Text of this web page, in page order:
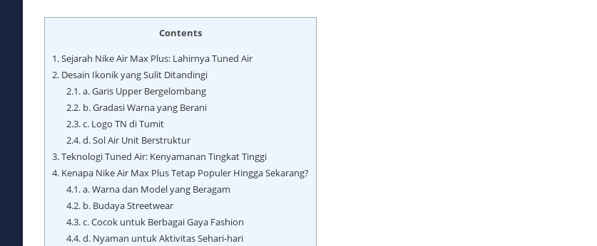
Contents
1.Sejarah Nike Air Max Plus: Lahirnya Tuned Air
2. Desain Ikonik yang Sulit Ditandingi
2.1.a. Garis Upper Bergelombang
2.2.b. Gradasi Warna yang Berani
2.3.c. Logo TN di Tumit
2.4.d. Sol Air Unit Berstruktur
3.Teknologi Tuned Air: Kenyamanan Tingkat Tinggi
4. Kenapa Nike Air Max Plus Tetap Populer Hingga Sekarang?
4.1.a. Warna dan Model yang Beragam
4.2.b. Budaya Streetwear
4.3.c. Cocok untuk Berbagai Gaya Fashion
4.4.d. Nyaman untuk Aktivitas Sehari-hari